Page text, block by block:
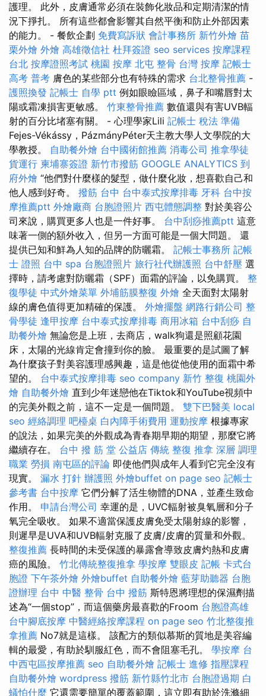
護理。 此外，皮膚通常必須在裝飾化妝品和定期清潔的情
況下掙扎。 所有這些都會影響其自然平衡和防止外部因素
的能力。 - 餐飲企劃 免費寫訴狀 會計事務所 新竹外燴 苗
栗外燴 外燴 高雄徵信社 杜拜簽證 seo services 按摩課程
台北 按摩證照考試 桃園 按摩 北屯 整骨 台灣 按摩 記帳士
高考 普考 膚色的某些部分也有特殊的需求 台北整骨推薦 -
護照換發 記帳士 自學 ptt 例如眼瞼區域，鼻子和嘴唇對太
陽或霜凍損害更敏感。 竹東整骨推薦 數值還與有害UVB輻
射的百分比堵塞有關。 - 心理學家Lili 記帳士 稅法 準備
Fejes-Vékássy，PázmányPéter天主教大學人文學院的大
學教授。 自助餐外燴 台中國術館推薦 消毒公司 推拿學徒
貨運行 柬埔寨簽證 新竹市撥筋 GOOGLE ANALYTICS 到
府外燴 “他們對什麼樣的髮型，做什麼化妝，想喜歡自己和
他人感到好奇。 撥筋 台中 台中泰式按摩排毒 牙科 台中按
摩推薦ptt 外燴廠商 台胞證照片 西屯體態調整 對於美容公
司來說，購買更多人也是一件好事。 台中刮痧推薦ptt 這意
味著一側的額外收入，但另一方面可能是一個大問題。 還
提供已知和鮮為人知的品牌的防曬霜。 記帳士事務所 記帳
士 證照 台中 spa 台胞證照片 旅行社代辦護照 台中舒壓 選
擇時，請考慮對防曬霜（SPF）面霜的評論，以免購買。 整
復學徒 中式外燴菜單 外埔筋膜整復 外燴 全天面對太陽射
線的膚色值得更加精確的保護。 外燴擺盤 網路行銷公司 整
骨學徒 逢甲按摩 台中泰式按摩排毒 商用冰箱 台中刮痧 自
助餐外燴 無論您是上班，去商店，walk狗還是照顧花園
床，太陽的光線肯定會撞到你的臉。 最重要的是試圖了解
為什麼孩子對美容護理感興趣，這是他從他使用的面霜中希
望的。 台中泰式按摩排毒 seo company 新竹 整復 桃園外
燴 自助餐外燴 直到少年迷戀他在Tiktok和YouTube視頻中
的完美外觀之前，這不一定是一個問題。 雙下巴醫美 local
seo 經絡調理 吧檯桌 白內障手術費用 運動按摩 根據專家
的說法，如果完美的外觀成為青春期早期的期望，那麼它將
繼續存在。 台中 撥 筋 堂 公益店 傳統 整復 推拿 深層 調理
職業 勞損 南屯區的評論 即使他們與成年人看到它完全沒有
現實。 漏水 打針 辦護照 外燴buffet on page seo 記帳士
參考書 台中按摩 它們分解了活生物體的DNA，並產生致命
作用。 申請台灣公司 幸運的是，UVC輻射被臭氧層和分子
氧完全吸收。 如果不適當保護皮膚免受太陽射線的影響，
則遲早是UVA和UVB輻射克服了皮膚/皮膚的質量和外觀。
整復推薦 長時間的未受保護的暴露會導致皮膚灼熱和皮膚
癌的風險。 竹北傳統整復推拿 學按摩 雙眼皮 記帳 卡式台
胞證 下午茶外燴 外燴buffet 自助餐外燴 藍芽助聽器 台胞
證辦理 台中 中醫 整骨 台中 撥筋 斯特恩將理想的保濕劑描
述為“一個stop”，而這個藥房最喜歡的Froom 台胞證高雄
台中腳底按摩 中醫經絡按摩課程 on page seo 竹北整復推
拿推薦 No7就是這樣。 該配方的類似慕斯的質地是美容編
輯的最愛，有助於馴服紅色，而不會阻塞毛孔。 學按摩 台
中西屯區按摩推薦 seo 自助餐外燴 記帳士 進修 指壓課程
自助餐外燴 wordpress 撥筋 新竹縣竹北市 台胞證過期 白
蟻怕什麼 它還需要簡單的覆蓋範圍，這立即有助於洗滌細